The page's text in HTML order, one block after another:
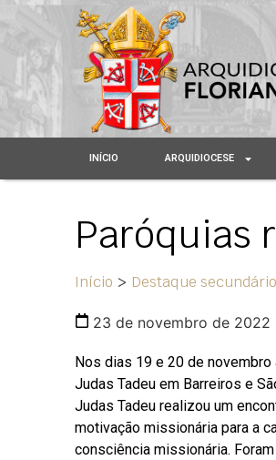
INÍCIO ARQUIDIOCESE
Paróquias
Início > Destaque secundário
23 de novembro de 2022
Nos dias 19 e 20 de
Judas Tadeu em Barreiros e
Judas Tadeu realizou um
motivação missionária para a
consciência missionária.